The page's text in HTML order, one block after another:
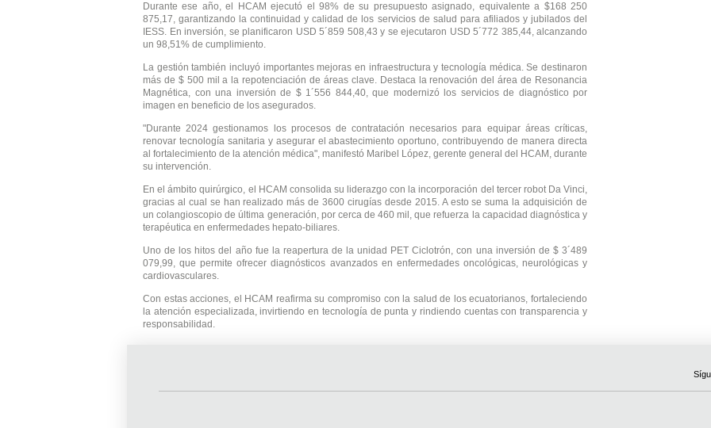
Durante ese año, el HCAM ejecutó el 98% de su presupuesto asignado, equivalente a $168 250
875,17, garantizando la continuidad y calidad de los servicios de salud para afiliados y jubilados del
IESS. En inversión, se planificaron USD 5´859 508,43 y se ejecutaron USD 5´772 385,44, alcanzando
un 98,51% de cumplimiento.
La gestión también incluyó importantes mejoras en infraestructura y tecnología médica. Se destinaron
más de $ 500 mil a la repotenciación de áreas clave. Destaca la renovación del área de Resonancia
Magnética, con una inversión de $ 1´556 844,40, que modernizó los servicios de diagnóstico por
imagen en beneficio de los asegurados.
"Durante 2024 gestionamos los procesos de contratación necesarios para equipar áreas críticas,
renovar tecnología sanitaria y asegurar el abastecimiento oportuno, contribuyendo de manera directa
al fortalecimiento de la atención médica", manifestó Maribel López, gerente general del HCAM, durante
su intervención.
En el ámbito quirúrgico, el HCAM consolida su liderazgo con la incorporación del tercer robot Da Vinci,
gracias al cual se han realizado más de 3600 cirugías desde 2015. A esto se suma la adquisición de
un colangioscopio de última generación, por cerca de 460 mil, que refuerza la capacidad diagnóstica y
terapéutica en enfermedades hepato-biliares.
Uno de los hitos del año fue la reapertura de la unidad PET Ciclotrón, con una inversión de $ 3´489
079,99, que permite ofrecer diagnósticos avanzados en enfermedades oncológicas, neurológicas y
cardiovasculares.
Con estas acciones, el HCAM reafirma su compromiso con la salud de los ecuatorianos, fortaleciendo
la atención especializada, invirtiendo en tecnología de punta y rindiendo cuentas con transparencia y
responsabilidad.